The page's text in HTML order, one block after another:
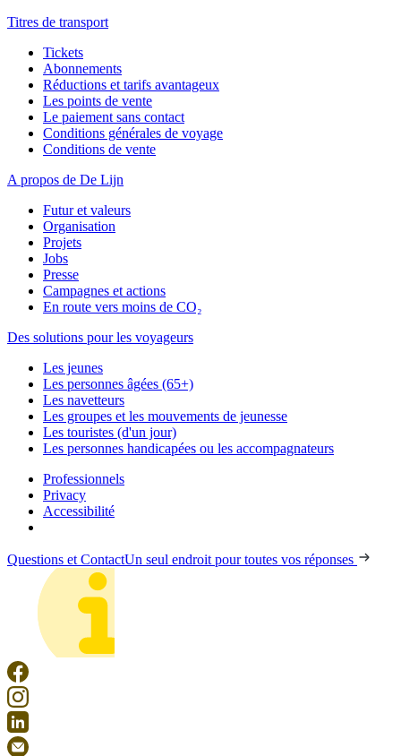
Titres de transport
Tickets
Abonnements
Réductions et tarifs avantageux
Les points de vente
Le paiement sans contact
Conditions générales de voyage
Conditions de vente
A propos de De Lijn
Futur et valeurs
Organisation
Projets
Jobs
Presse
Campagnes et actions
En route vers moins de CO₂
Des solutions pour les voyageurs
Les jeunes
Les personnes âgées (65+)
Les navetteurs
Les groupes et les mouvements de jeunesse
Les touristes (d'un jour)
Les personnes handicapées ou les accompagnateurs
Professionnels
Privacy
Accessibilité
Questions et ContactUn seul endroit pour toutes vos réponses